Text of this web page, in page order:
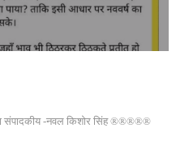
संपादकीय -नवल किशोर सिंह ®®®®®